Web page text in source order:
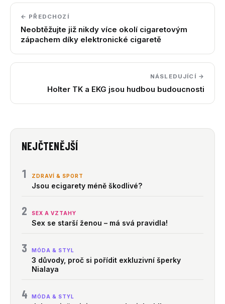
← PŘEDCHOZÍ
Neobtěžujte již nikdy více okolí cigaretovým
zápachem díky elektronické cigaretě
NÁSLEDUJÍCÍ →
Holter TK a EKG jsou hudbou budoucnosti
NEJČTENĚJŠÍ
1 ZDRAVÍ & SPORT
Jsou ecigarety méně škodlivé?
2 SEX A VZTAHY
Sex se starší ženou – má svá pravidla!
3 MÓDA & STYL
3 důvody, proč si pořídit exkluzivní šperky
Nialaya
4 MÓDA & STYL